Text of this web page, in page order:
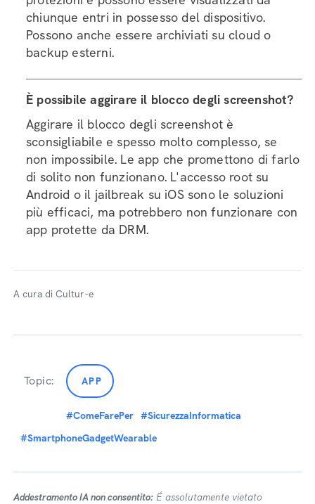
chiunque entri in possesso del dispositivo.
Possono anche essere archiviati su cloud o
backup esterni.
È possibile aggirare il blocco degli screenshot?
Aggirare il blocco degli screenshot è
sconsigliabile e spesso molto complesso, se
non impossibile. Le app che promettono di farlo
di solito non funzionano. L'accesso root su
Android o il jailbreak su iOS sono le soluzioni
più efficaci, ma potrebbero non funzionare con
app protette da DRM.
A cura di Cultur-e
Topic: APP
#ComeFarePer #SicurezzaInformatica
#SmartphoneGadgetWearable
Addestramento IA non consentito: É assolutamente vietato